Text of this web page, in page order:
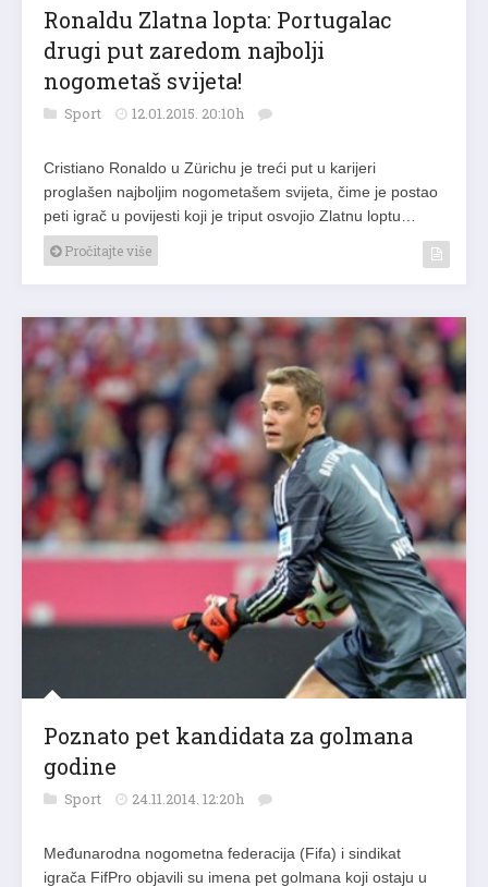
Ronaldu Zlatna lopta: Portugalac
drugi put zaredom najbolji
nogometaš svijeta!
Sport 12.01.2015. 20:10h
Cristiano Ronaldo u Zürichu je treći put u karijeri
proglašen najboljim nogometašem svijeta, čime je postao
peti igrač u povijesti koji je triput osvojio Zlatnu loptu…
Pročitajte više
Poznato pet kandidata za golmana
godine
Sport 24.11.2014. 12:20h
Međunarodna nogometna federacija (Fifa) i sindikat
igrača FifPro objavili su imena pet golmana koji ostaju u